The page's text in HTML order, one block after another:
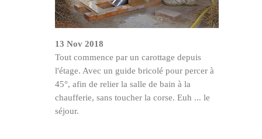
13 Nov 2018
Tout commence par un carottage depuis
l'étage. Avec un guide bricolé pour percer à
45°, afin de relier la salle de bain à la
chaufferie, sans toucher la corse. Euh ... le
séjour.